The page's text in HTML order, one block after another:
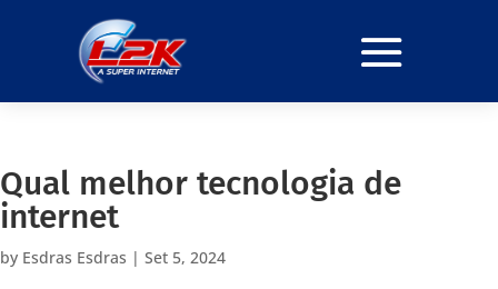
Qual melhor tecnologia de
internet
by Esdras Esdras | Set 5, 2024